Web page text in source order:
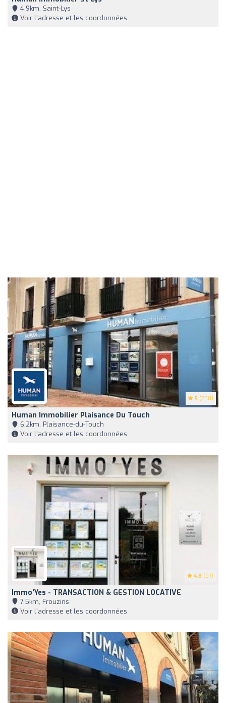
4,9km, Saint-Lys
Voir l'adresse et les coordonnées
5 (200)
Human Immobilier Plaisance Du Touch
6,2km, Plaisance-du-Touch
Voir l'adresse et les coordonnées
4.8 (97)
Immo'Yes - TRANSACTION & GESTION LOCATIVE
7,5km, Frouzins
Voir l'adresse et les coordonnées